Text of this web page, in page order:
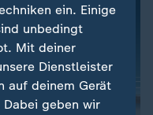
ein. Einige
unbedingt
Mit deiner
Dienstleister
auf deinem Gerät
geben wir